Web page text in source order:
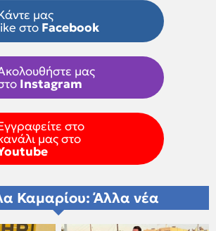
μας
στο Facebook
μας
Instagram
στο
μας στο
Καμαρίου: Άλλα νέα